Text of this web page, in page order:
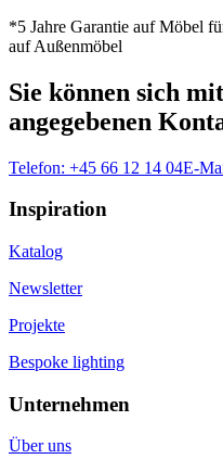
*5 Jahre Garantie auf Möbel
auf Außenmöbel
Sie können sich
angegebenen
Telefon: +45 66 12 14 04E-
Inspiration
Katalog
Newsletter
Projekte
Bespoke lighting
Unternehmen
Über uns